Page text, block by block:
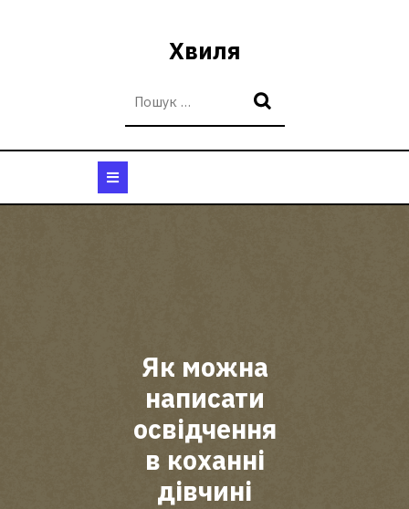
Хвиля
Як можна
написати
освідчення
в коханні
дівчині